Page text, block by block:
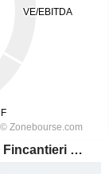
Fincantieri S.p.A.